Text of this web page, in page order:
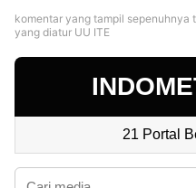
komentar yang tampil sepenuhnya
yang diatur UU ITE
21 Portal